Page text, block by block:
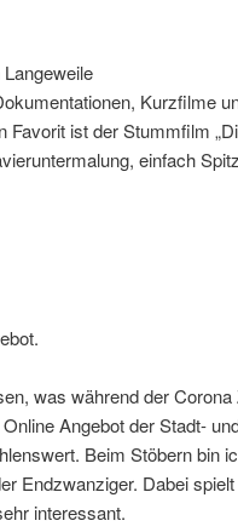
Kurzfilme
ist der Stummfilm
einfach
was während der
Angebot der Stadt-
Beim Stöbern bin
Endzwanziger. Dabei
interessant.